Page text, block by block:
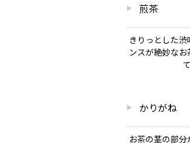
煎茶
きりっとした
ンスが絶妙な
かりがね
お茶の茎の部